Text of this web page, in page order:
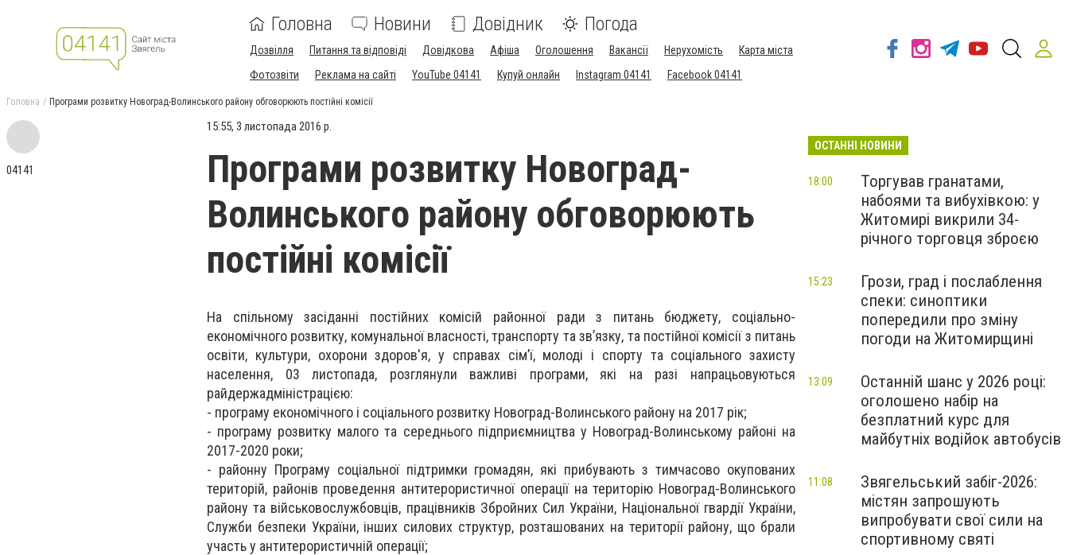
Головна Новини Довідник Погода
Дозвілля Питання та відповіді Довідкова Афіша Оголошення Вакансії Нерухомість
Карта міста
Фотозвіти
Реклама на сайті YouTube 04141 Купуй онлайн Instagram 04141 Facebook 04141
Головна Програми розвитку Новоград-Волинського району обговорюють постійні комісії
04141
15:55, 3 листопада 2016 р.
Програми розвитку Новоград-
Волинського району обговорюють
постійні комісії
На спільному засіданні постійних комісій районної ради з питань бюджету, соціально-
економічного розвитку, комунальної власності, транспорту та зв’язку, та постійної комісії з питань
освіти, культури, охорони здоров'я, у справах сім’ї, молоді і спорту та соціального захисту
населення, 03 листопада, розглянули важливі програми, які на разі напрацьовуються
райдержадміністрацією:
- програму економічного і соціального розвитку Новоград-Волинського району на 2017 рік;
- програму розвитку малого та середнього підприємництва у Новоград-Волинському районі на
2017-2020 роки;
- районну Програму соціальної підтримки громадян, які прибувають з тимчасово окупованих
територій, районів проведення антитерористичної операції на територію Новоград-Волинського
району та військовослужбовців, працівників Збройних Сил України, Національної гвардії України,
Служби безпеки України, інших силових структур, розташованих на території району, що брали
участь у антитерористичній операції;
ОСТАННІ НОВИНИ
Торгував гранатами,
набоями та вибухівкою: у
Житомирі викрили 34-
річного торговця зброєю
18:00
Грози, град і послаблення
спеки: синоптики
попередили про зміну
погоди на Житомирщині
15:23
Останній шанс у 2026 році:
оголошено набір на
безплатний курс для
майбутніх водійок автобусів
13:09
Звягельський забіг-2026:
містян запрошують
випробувати свої сили на
спортивному святі
11:08